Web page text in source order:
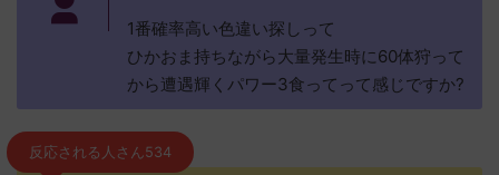
1番確率高い色違い探しって
ひかおま持ちながら大量発生時に60体狩って
から遭遇輝くパワー3食ってって感じですか?
反応される人さん534